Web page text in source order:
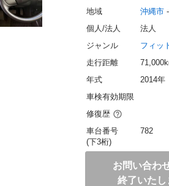
地域
沖縄市
個人/法人
法人
ジャンル
フィッ
走行距離
年式
2014年
車検有効期限
修復歴
車台番号
(下3桁)
782
お問い合わ
終了いたし